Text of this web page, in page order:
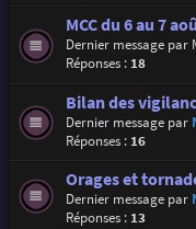
MCC du 6 au 7
Dernier message par
Réponses : 18
Bilan des
Dernier message par
Réponses : 16
Orages et
Dernier message par
Réponses : 13